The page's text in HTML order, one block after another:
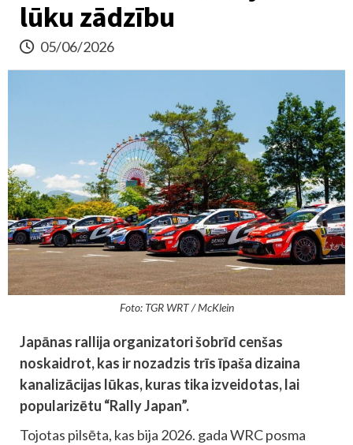
lūku zādzību
05/06/2026
Foto: TGR WRT / McKlein
Japānas rallija organizatori šobrīd cenšas
noskaidrot, kas ir nozadzis trīs īpaša dizaina
kanalizācijas lūkas, kuras tika izveidotas, lai
popularizētu “Rally Japan”.
Tojotas pilsēta, kas bija 2026. gada WRC posma